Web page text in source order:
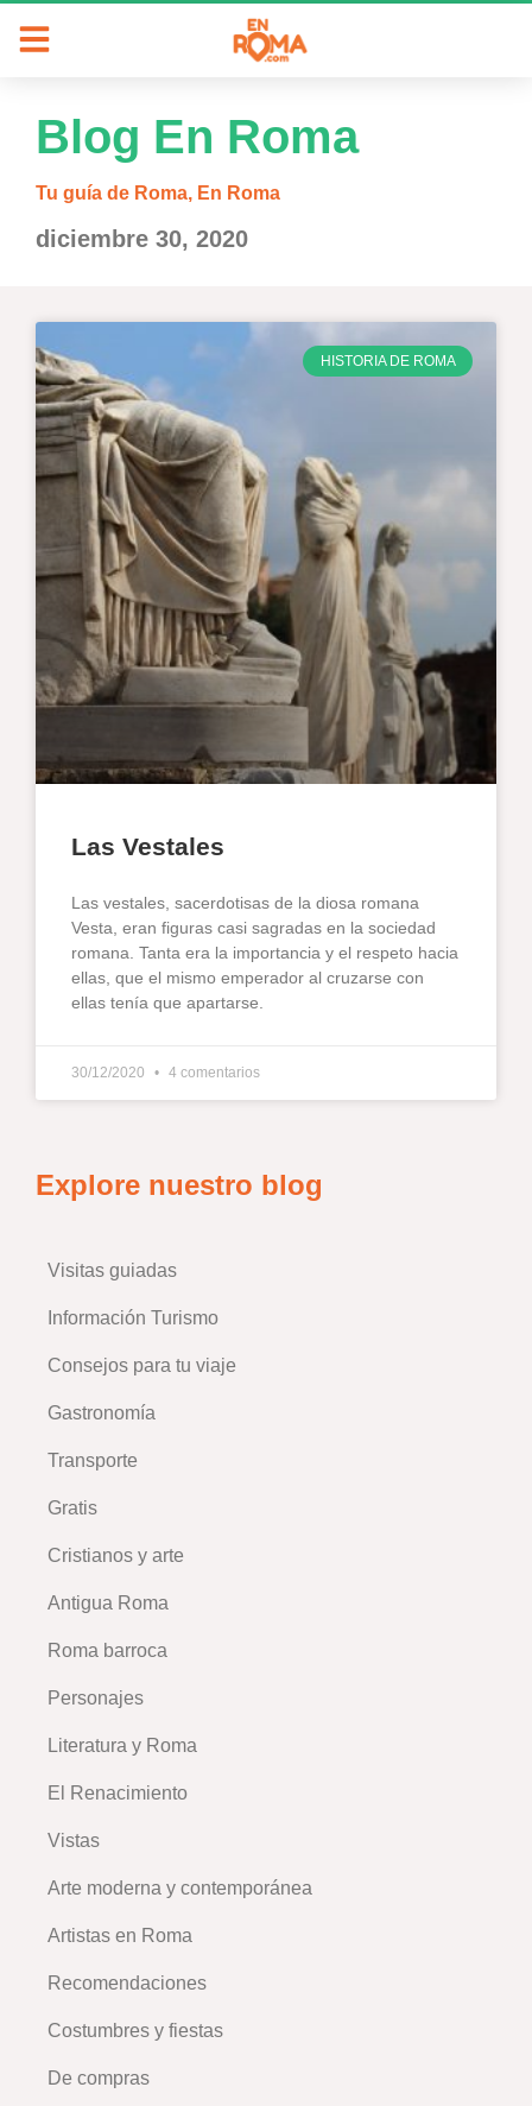
Blog En Roma
Tu guía de Roma, En Roma
diciembre 30, 2020
HISTORIA DE ROMA
Las Vestales
Las vestales, sacerdotisas de la diosa romana
Vesta, eran figuras casi sagradas en la sociedad
romana. Tanta era la importancia y el respeto hacia
ellas, que el mismo emperador al cruzarse con
ellas tenía que apartarse.
30/12/2020 4 comentarios
Explore nuestro blog
Visitas guiadas
–
Información Turismo
Consejos para tu viaje
–
Gastronomía
Transporte
Gratis
Cristianos y arte
Antigua Roma
Roma barroca
Personajes
Literatura y Roma
El Renacimiento
Vistas
Arte moderna y contemporánea
Artistas en Roma
Recomendaciones
Costumbres y fiestas
De compras